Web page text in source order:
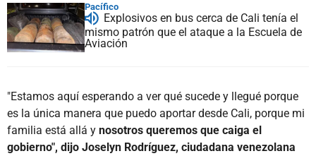
Pacífico
Explosivos en bus cerca de Cali tenía el
mismo patrón que el ataque a la Escuela de
Aviación
"Estamos aquí esperando a ver qué sucede y llegué porque
es la única manera que puedo aportar desde Cali, porque mi
familia está allá y nosotros queremos que caiga el
gobierno", dijo Joselyn Rodríguez, ciudadana venezolana